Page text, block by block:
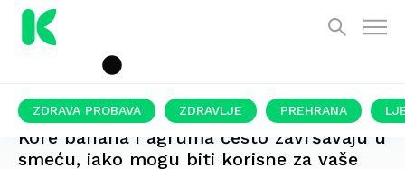
ZDRAVA PROBAVA ZDRAVLJE PREHRANA
Kore banana i agruma često završavaju u
smeću, iako mogu biti korisne za vaše